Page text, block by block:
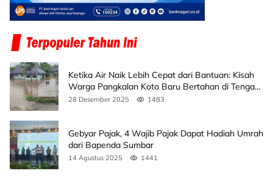
Ketika Air Naik Lebih Cepat dari Bantuan: Kisah
Warga Pangkalan Koto Baru Bertahan di Tengah
Banjir
28 Desember 2025 1483
Gebyar Pajak, 4 Wajib Pajak Dapat Hadiah Umrah
dari Bapenda Sumbar
14 Agustus 2025 1441